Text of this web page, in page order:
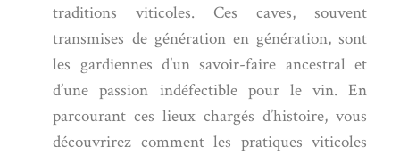
traditions viticoles. Ces caves, souvent
transmises de génération en génération, sont
les gardiennes d’un savoir-faire ancestral et
d’une passion indéfectible pour le vin. En
parcourant ces lieux chargés d’histoire, vous
découvrirez comment les pratiques viticoles